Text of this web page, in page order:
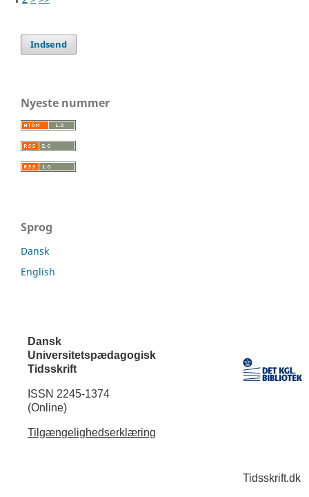
Indsend
Nyeste nummer
Sprog
Dansk
English
Dansk
Universitetspædagogisk
Tidsskrift
ISSN 2245-1374
(Online)
Tilgængelighedserklæring